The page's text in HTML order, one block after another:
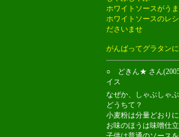
ホワイトソースがう
ホワイトソースのレ
ださいませ
がんばってグラタン
○ どきん★ さん
イス
なぜか、しゃぶしゃ
どうちて？
小麦粉は分量どおり
お味のほうは味噌仕